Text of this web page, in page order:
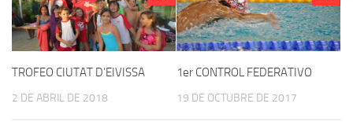
TROFEO CIUTAT D’EIVISSA
2 DE ABRIL DE 2018
1er CONTROL FEDERATIVO
19 DE OCTUBRE DE 2017